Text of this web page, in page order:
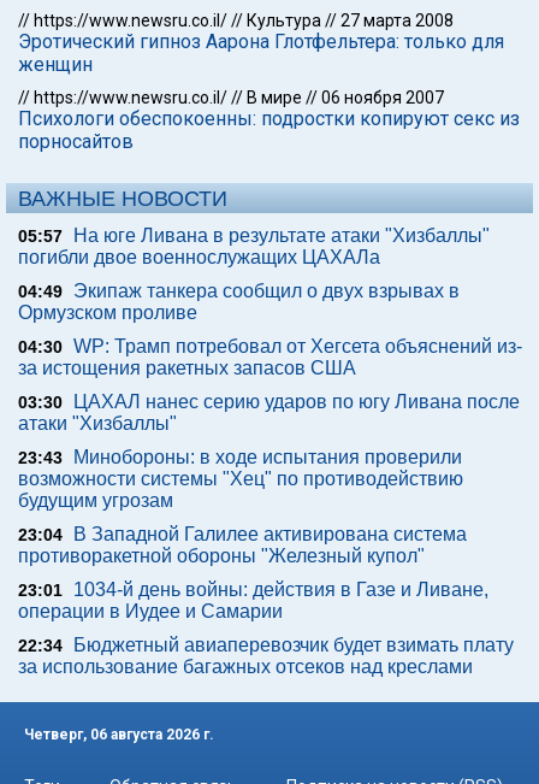
// https://www.newsru.co.il/// Культура //27 марта 2008
Эротический гипноз Аарона Глотфельтера: только для
женщин
// https://www.newsru.co.il/// В мире //06 ноября 2007
Психологи обеспокоенны: подростки копируют секс из
порносайтов
ВАЖНЫЕ НОВОСТИ
05:57
На юге Ливана в результате атаки "Хизбаллы"
погибли двое военнослужащих ЦАХАЛа
04:49
Экипаж танкера сообщил о двух взрывах в
Ормузском проливе
04:30 WP: Трамп потребовал от Хегсета объяснений из-
за истощения ракетных запасов США
03:30
ЦАХАЛ нанес серию ударов по югу Ливана после
атаки "Хизбаллы"
23:43
Минобороны: в ходе испытания проверили
возможности системы "Хец" по противодействию
будущим угрозам
23:04
В Западной Галилее активирована система
противоракетной обороны "Железный купол"
23:01
1034-й день войны: действия в Газе и Ливане,
операции в Иудее и Самарии
22:34
Бюджетный авиаперевозчик будет взимать плату
за использование багажных отсеков над креслами
Четверг, 06 августа 2026 г.